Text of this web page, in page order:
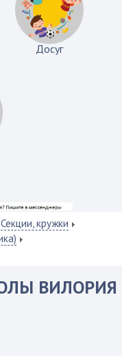
Досуг
Секции, кружки
ВИЛОРИЯ